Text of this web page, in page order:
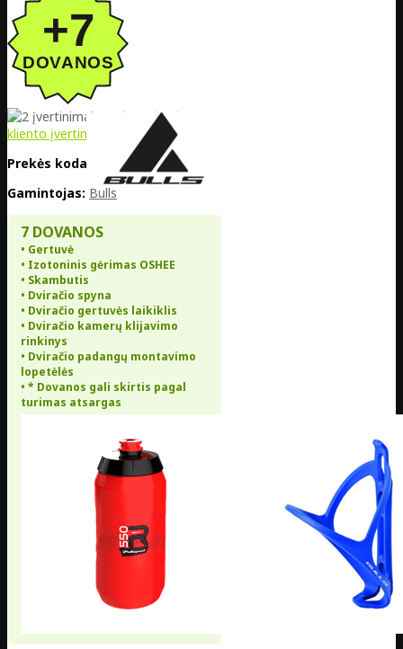
/5 | remiantis
kliento įvertinimu
Prekės kodas:
DE20-5265026499
Gamintojas: Bulls
7 DOVANOS
• Gertuvė
• Izotoninis gėrimas OSHEE
• Skambutis
• Dviračio spyna
• Dviračio gertuvės laikiklis
• Dviračio kamerų klijavimo
rinkinys
• Dviračio padangų montavimo
lopetėlės
• * Dovanos gali skirtis pagal
turimas atsargas